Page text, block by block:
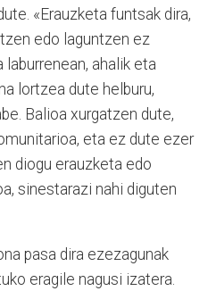
«Erauzketa funtsak dira,
edo laguntzen ez
laburrenean, ahalik eta
lortzea dute helburu,
Balioa xurgatzen dute,
eta ez dute ezer
diogu erauzketa edo
sinestarazi nahi diguten
pasa dira ezezagunak
eragile nagusi izatera.